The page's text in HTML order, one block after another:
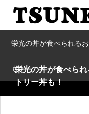
栄光の丼が食べられる
も！
栄光の丼が食べら
トリー丼も！